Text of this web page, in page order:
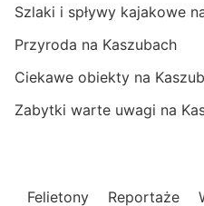
Szlaki i spływy kajakowe
Przyroda na Kaszubach
Ciekawe obiekty na
Zabytki warte uwagi na
Felietony Reportaże